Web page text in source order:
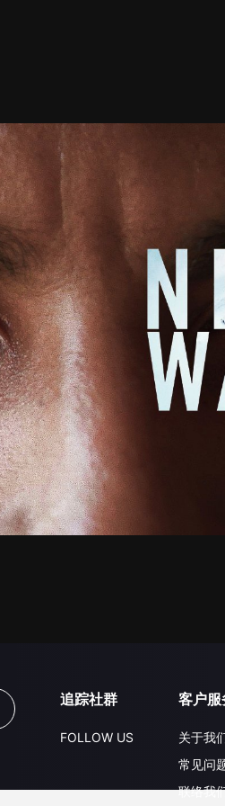
追踪社群
FOLLOW US
客户服
关于我
常见问
联络我